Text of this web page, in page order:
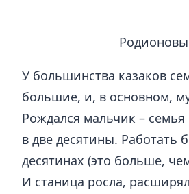
Родионовы
У большинства казаков
большие, и, в основном,
Рождался мальчик – семья
в две десятины. Работать
десятинах (это больше,
И станица росла,